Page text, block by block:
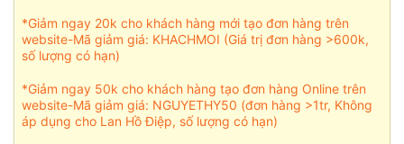
*Giảm ngay 20k cho khách hàng mới tạo đơn hàng trên
website-Mã giảm giá: KHACHMOI (Giá trị đơn hàng >600k,
số lượng có hạn)
*Giảm ngay 50k cho khách hàng tạo đơn hàng Online trên
website-Mã giảm giá: NGUYETHY50 (đơn hàng >1tr, Không
áp dụng cho Lan Hồ Điệp, số lượng có hạn)